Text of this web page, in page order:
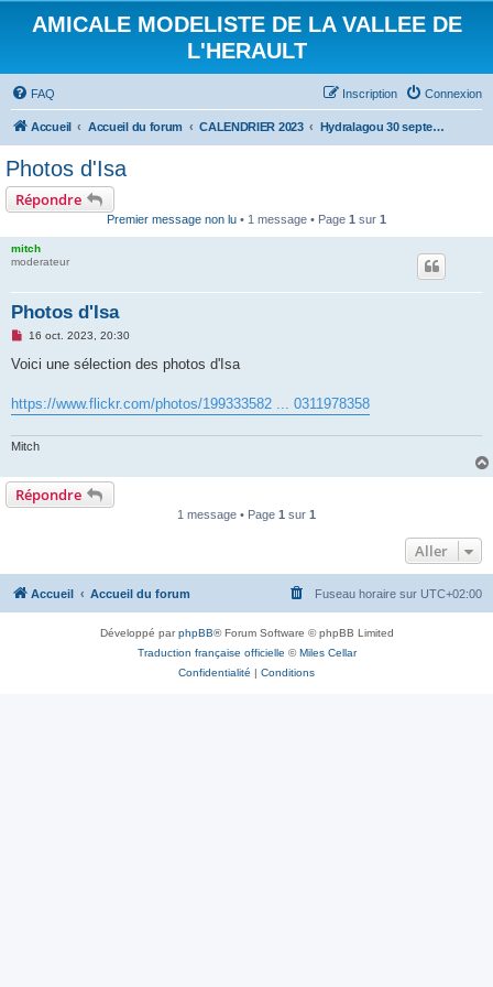
AMICALE MODELISTE DE LA VALLEE DE
L'HERAULT
FAQ Connexion
Inscription
Accueil Accueil du forum CALENDRIER 2023 Hydralagou 30 septembre et 1 octobre 2023
Photos d'Isa
Répondre
Premier message non lu • 1 message • Page 1 sur 1
mitch
moderateur
Photos d'Isa
M
s
g
e
o
n
u
16 oct. 2023, 20:30
Voici une sélection des photos d'Isa
https://www.flickr.com/photos/199333582 ... 0311978358
Mitch
Répondre
1 message • Page 1 sur 1
Aller
Accueil Accueil du forum Fuseau horaire sur UTC+02:00
Développé parphpBB® Forum Software © phpBB Limited
Traduction française officielle ©Miles Cellar
Confidentialité | Conditions